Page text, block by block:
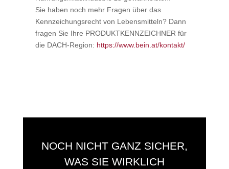
Sie haben noch mehr Fragen über das
Kennzeichungsrecht von Lebensmitteln? Dann
fragen Sie Ihre PRODUKTKENNZEICHNER für
die DACH-Region: https://www.bein.at/kontakt/
NOCH NICHT GANZ SICHER,
WAS SIE WIRKLICH